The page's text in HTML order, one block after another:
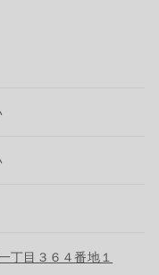
丁目３６４番地１